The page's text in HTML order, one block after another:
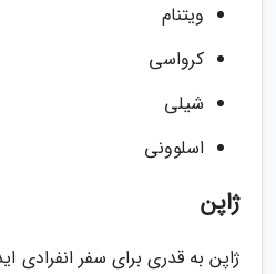
ویتنام
کرواسی
شیلی
اسلوونی
ژاپن
ژاپن به قدری برای سفر انفرادی